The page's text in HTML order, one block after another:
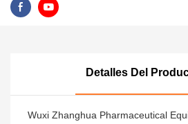
Detalles Del
Wuxi Zhanghua Pharmaceutical